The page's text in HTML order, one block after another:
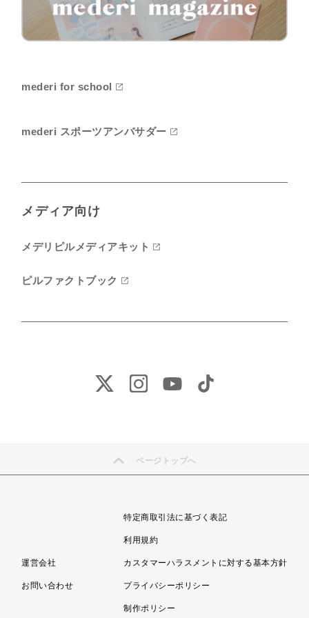
mederi for school
mederi スポーツアンバサダー
メディア向け
メデリピルメディアキット
ピルファクトブック
ページトップへ
運営会社
お問い合わせ
特定商取引法に基づく表記
利用規約
カスタマーハラスメントに対する基本方針
プライバシーポリシー
制作ポリシー